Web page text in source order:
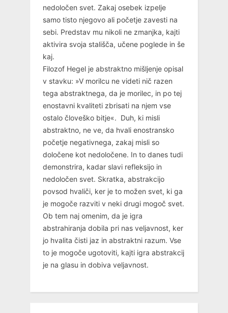
nedoločen svet. Zakaj osebek izpelje
samo tisto njegovo ali početje zavesti na
sebi. Predstav mu nikoli ne zmanjka, kajti
aktivira svoja stališča, učene poglede in še
kaj.
Filozof Hegel je abstraktno mišljenje opisal
v stavku: »V morilcu ne videti nič razen
tega abstraktnega, da je morilec, in po tej
enostavni kvaliteti zbrisati na njem vse
ostalo človeško bitje«. Duh, ki misli
abstraktno, ne ve, da hvali enostransko
početje negativnega, zakaj misli so
določene kot nedoločene. In to danes tudi
demonstrira, kadar slavi refleksijo in
nedoločen svet. Skratka, abstrakcijo
povsod hvaliči, ker je to možen svet, ki ga
je mogoče razviti v neki drugi mogoč svet.
Ob tem naj omenim, da je igra
abstrahiranja dobila pri nas veljavnost, ker
jo hvalita čisti jaz in abstraktni razum. Vse
to je mogoče ugotoviti, kajti igra abstrakcij
je na glasu in dobiva veljavnost.